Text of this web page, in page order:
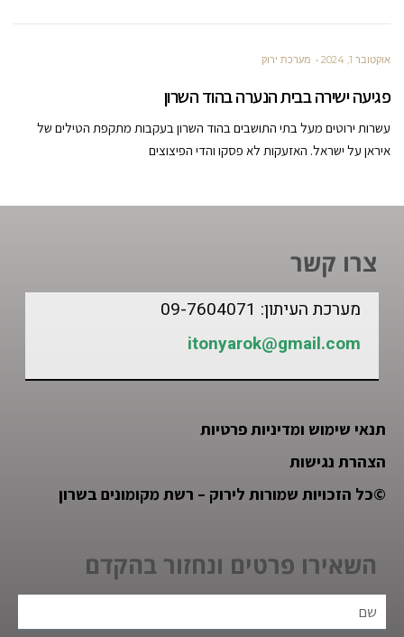
אוקטובר 1, 2024 מערכת ירוק
פגיעה ישירה בבית הנערה בהוד השרון
עשרות ירוטים מעל בתי התושבים בהוד השרון בעקבות מתקפת הטילים של
איראן על ישראל. האזעקות לא פסקו והדי הפיצוצים
צרו קשר
מערכת העיתון: 09-7604071
itonyarok@gmail.com
תנאי שימוש ומדיניות פרטיות
הצהרת נגישות
©כל הזכויות שמורות לירוק – רשת מקומונים בשרון
השאירו פרטים ונחזור בהקדם